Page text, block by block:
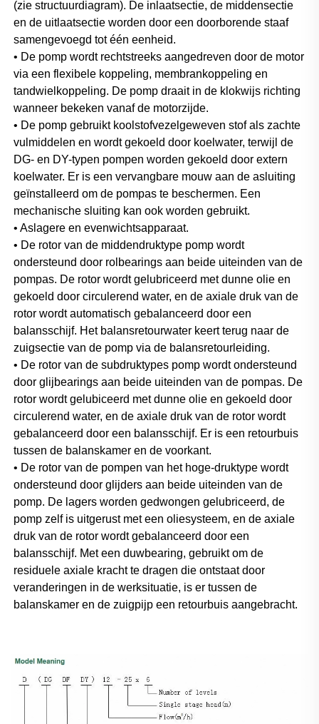
(zie structuurdiagram). De inlaatsectie, de middensectie
en de uitlaatsectie worden door een doorborende staaf
samengevoegd tot één eenheid.
• De pomp wordt rechtstreeks aangedreven door de motor
via een flexibele koppeling, membrankoppeling en
tandwielkoppeling. De pomp draait in de klokwijs richting
wanneer bekeken vanaf de motorzijde.
• De pomp gebruikt koolstofvezelgeweven stof als zachte
vulmiddelen en wordt gekoeld door koelwater, terwijl de
DG- en DY-typen pompen worden gekoeld door extern
koelwater. Er is een vervangbare mouw aan de asluiting
geïnstalleerd om de pompas te beschermen. Een
mechanische sluiting kan ook worden gebruikt.
• Aslagere en evenwichtsapparaat.
• De rotor van de middendruktype pomp wordt
ondersteund door rolbearings aan beide uiteinden van de
pompas. De rotor wordt gelubriceerd met dunne olie en
gekoeld door circulerend water, en de axiale druk van de
rotor wordt automatisch gebalanceerd door een
balansschijf. Het balansretourwater keert terug naar de
zuigsectie van de pomp via de balansretourleiding.
• De rotor van de subdruktypes pomp wordt ondersteund
door glijbearings aan beide uiteinden van de pompas. De
rotor wordt gelubiceerd met dunne olie en gekoeld door
circulerend water, en de axiale druk van de rotor wordt
gebalanceerd door een balansschijf. Er is een retourbuis
tussen de balanskamer en de voorkant.
• De rotor van de pompen van het hoge-druktype wordt
ondersteund door glijders aan beide uiteinden van de
pomp. De lagers worden gedwongen gelubriceerd, de
pomp zelf is uitgerust met een oliesysteem, en de axiale
druk van de rotor wordt gebalanceerd door een
balansschijf. Met een duwbearing, gebruikt om de
residuele axiale kracht te dragen die ontstaat door
veranderingen in de werksituatie, is er tussen de
balanskamer en de zuigpijp een retourbuis aangebracht.